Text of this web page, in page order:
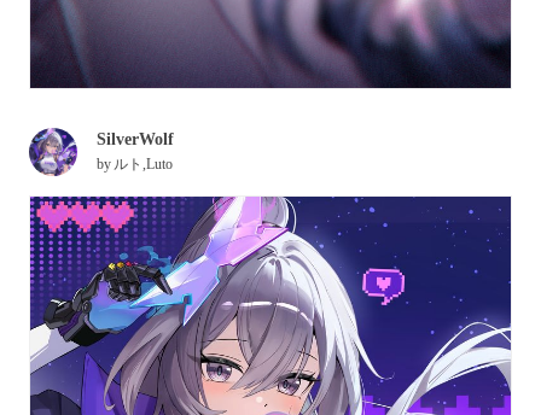
SilverWolf
by ルト,Luto